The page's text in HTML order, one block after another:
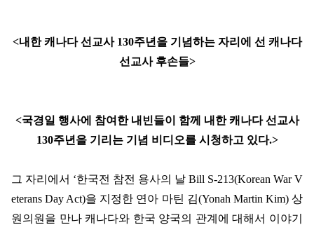
<내한 캐나다 선교사 130주년을 기념하는 자리에 선 캐나다
선교사 후손들>
<국경일 행사에 참여한 내빈들이 함께 내한 캐나다 선교사
130주년을 기리는 기념 비디오를 시청하고 있다.>
그 자리에서 ‘한국전 참전 용사의 날 Bill S-213(Korean War V
eterans Day Act)을 지정한 연아 마틴 김(Yonah Martin Kim)상
원의원을 만나 캐나다와 한국 양국의 관계에 대해서 이야기